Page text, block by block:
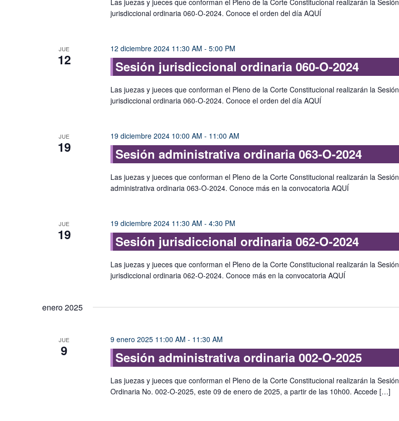
Las juezas y jueces que conforman el Pleno de la Corte Constitucional realizarán la Sesión
jurisdiccional ordinaria 060-O-2024. Conoce el orden del día AQUÍ
JUE
12
12 diciembre 2024 11:30 AM - 5:00 PM
Sesión jurisdiccional ordinaria 060-O-2024
Las juezas y jueces que conforman el Pleno de la Corte Constitucional realizarán la Sesión
jurisdiccional ordinaria 060-O-2024. Conoce el orden del día AQUÍ
JUE
19
19 diciembre 2024 10:00 AM - 11:00 AM
Sesión administrativa ordinaria 063-O-2024
Las juezas y jueces que conforman el Pleno de la Corte Constitucional realizarán la Sesión
administrativa ordinaria 063-O-2024. Conoce más en la convocatoria AQUÍ
JUE
19
19 diciembre 2024 11:30 AM - 4:30 PM
Sesión jurisdiccional ordinaria 062-O-2024
Las juezas y jueces que conforman el Pleno de la Corte Constitucional realizarán la Sesión
jurisdiccional ordinaria 062-O-2024. Conoce más en la convocatoria AQUÍ
enero 2025
JUE
9
9 enero 2025 11:00 AM - 11:30 AM
Sesión administrativa ordinaria 002-O-2025
Las juezas y jueces que conforman el Pleno de la Corte Constitucional realizarán la Sesión
Ordinaria No. 002-O-2025, este 09 de enero de 2025, a partir de las 10h00. Accede […]